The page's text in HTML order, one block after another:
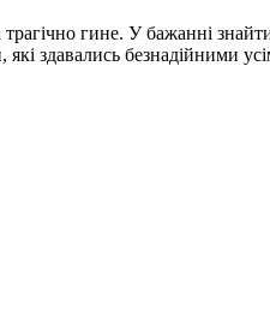
гине. У бажанні
здавались безнадійними